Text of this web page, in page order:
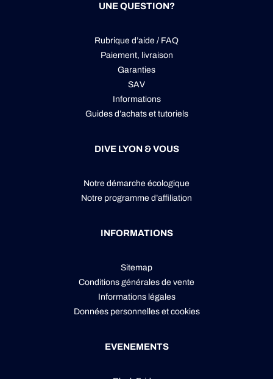
UNE QUESTION?
Rubrique d’aide / FAQ
Paiement, livraison
Garanties
SAV
Informations
Guides d’achats et tutoriels
DIVE LYON & VOUS
Notre démarche écologique
Notre programme d’affiliation
INFORMATIONS
Sitemap
Conditions générales de vente
Informations légales
Données personnelleset cookies
EVENEMENTS